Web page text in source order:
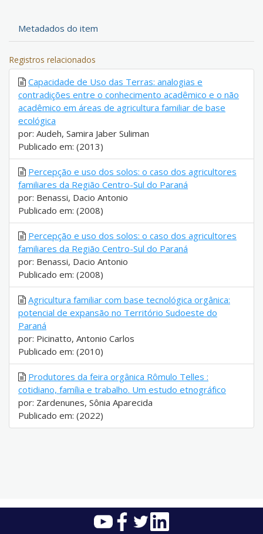
Metadados do item
Registros relacionados
Capacidade de Uso das Terras: analogias e
contradições entre o conhecimento acadêmico e o não
acadêmico em áreas de agricultura familiar de base
ecológica
por: Audeh, Samira Jaber Suliman
Publicado em: (2013)
Percepção e uso dos solos: o caso dos agricultores
familiares da Região Centro-Sul do Paraná
por: Benassi, Dacio Antonio
Publicado em: (2008)
Percepção e uso dos solos: o caso dos agricultores
familiares da Região Centro-Sul do Paraná
por: Benassi, Dacio Antonio
Publicado em: (2008)
Agricultura familiar com base tecnológica orgânica:
potencial de expansão no Território Sudoeste do
Paraná
por: Picinatto, Antonio Carlos
Publicado em: (2010)
Produtores da feira orgânica Rômulo Telles :
cotidiano, família e trabalho. Um estudo etnográfico
por: Zardenunes, Sônia Aparecida
Publicado em: (2022)